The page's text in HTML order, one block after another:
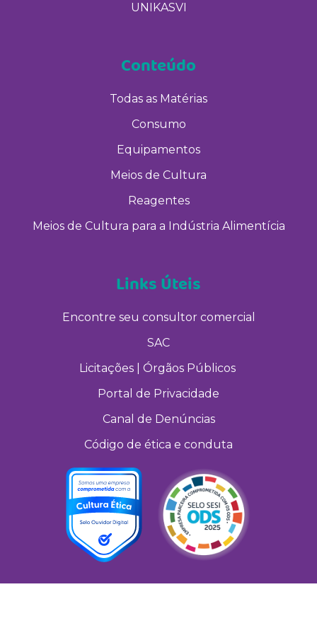
UNIKASVI
Conteúdo
Todas as Matérias
Consumo
Equipamentos
Meios de Cultura
Reagentes
Meios de Cultura para a Indústria Alimentícia
Links Úteis
Encontre seu consultor comercial
SAC
Licitações | Órgãos Públicos
Portal de Privacidade
Canal de Denúncias
Código de ética e conduta